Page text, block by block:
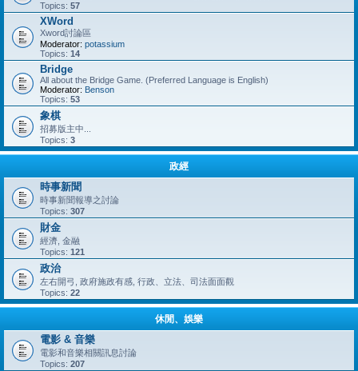
Topics: 57
XWord
Xword討論區
Moderator: potassium
Topics: 14
Bridge
All about the Bridge Game. (Preferred Language is English)
Moderator: Benson
Topics: 53
象棋
招募版主中...
Topics: 3
政經
時事新聞
時事新聞報導之討論
Topics: 307
財金
經濟, 金融
Topics: 121
政治
左右開弓, 政府施政有感, 行政、立法、司法面面觀
Topics: 22
休閒、娛樂
電影 & 音樂
電影和音樂相關訊息討論
Topics: 207